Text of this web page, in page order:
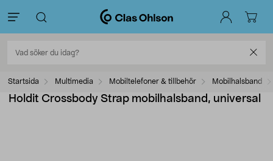
Startsida Multimedia Mobiltelefoner & tillbehör Mobilhalsband
Holdit Crossbody Strap mobilhalsband, universal